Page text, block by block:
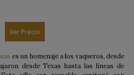
Ver Precio
es un homenaje a los vaqueros, desde
desde Texas hasta las líneas de